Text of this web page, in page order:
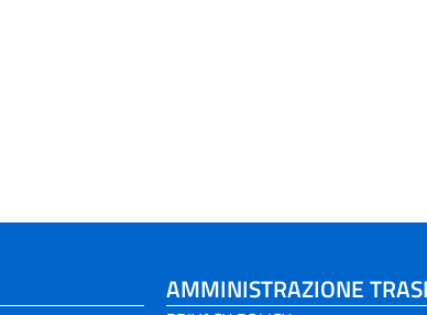
AMMINISTRAZIONE